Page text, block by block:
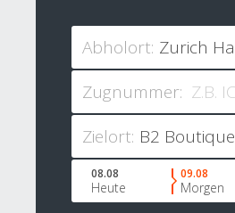
Abholort:
Zugnummer:
Zielort:
08.08
Heute
09.08
Morgen